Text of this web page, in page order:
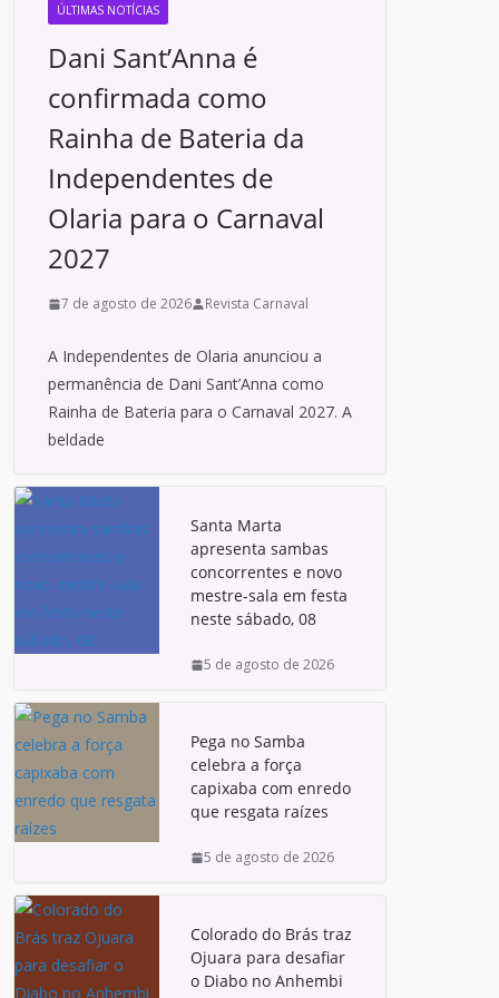
ÚLTIMAS NOTÍCIAS
Dani Sant’Anna é
confirmada como
Rainha de Bateria da
Independentes de
Olaria para o Carnaval
2027
7 de agosto de 2026 Revista Carnaval
A Independentes de Olaria anunciou a
permanência de Dani Sant’Anna como
Rainha de Bateria para o Carnaval 2027. A
beldade
Santa Marta
apresenta sambas
concorrentes e novo
mestre-sala em festa
neste sábado, 08
5 de agosto de 2026
Pega no Samba
celebra a força
capixaba com enredo
que resgata raízes
5 de agosto de 2026
Colorado do Brás traz
Ojuara para desafiar
o Diabo no Anhembi